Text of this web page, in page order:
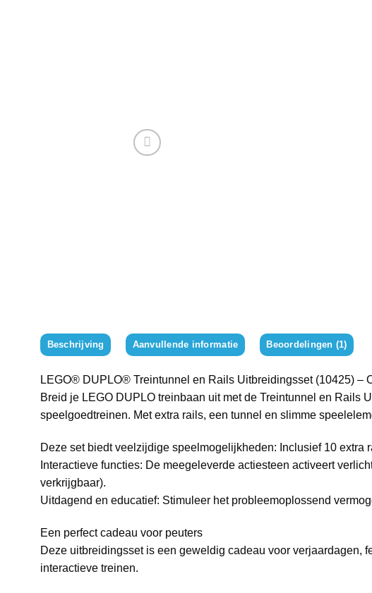
Beschrijving Aanvullende informatie Beoordelingen (1)
LEGO® DUPLO® Treintunnel en Rails Uitbreidingsset (10425) –
Breid je LEGO DUPLO treinbaan uit met de Treintunnel en Rails
speelgoedtreinen. Met extra rails, een tunnel en slimme
Deze set biedt veelzijdige speelmogelijkheden: Inclusief 10
Interactieve functies: De meegeleverde actiesteen activeert
verkrijgbaar).
Uitdagend en educatief: Stimuleer het probleemoplossend
Een perfect cadeau voor peuters
Deze uitbreidingsset is een geweldig cadeau voor verjaardagen,
interactieve treinen.